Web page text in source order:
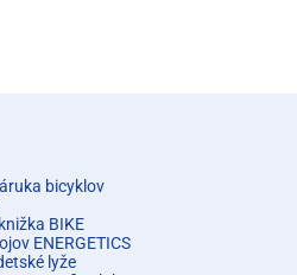
bicyklov
BIKE
ENERGETICS
lyže